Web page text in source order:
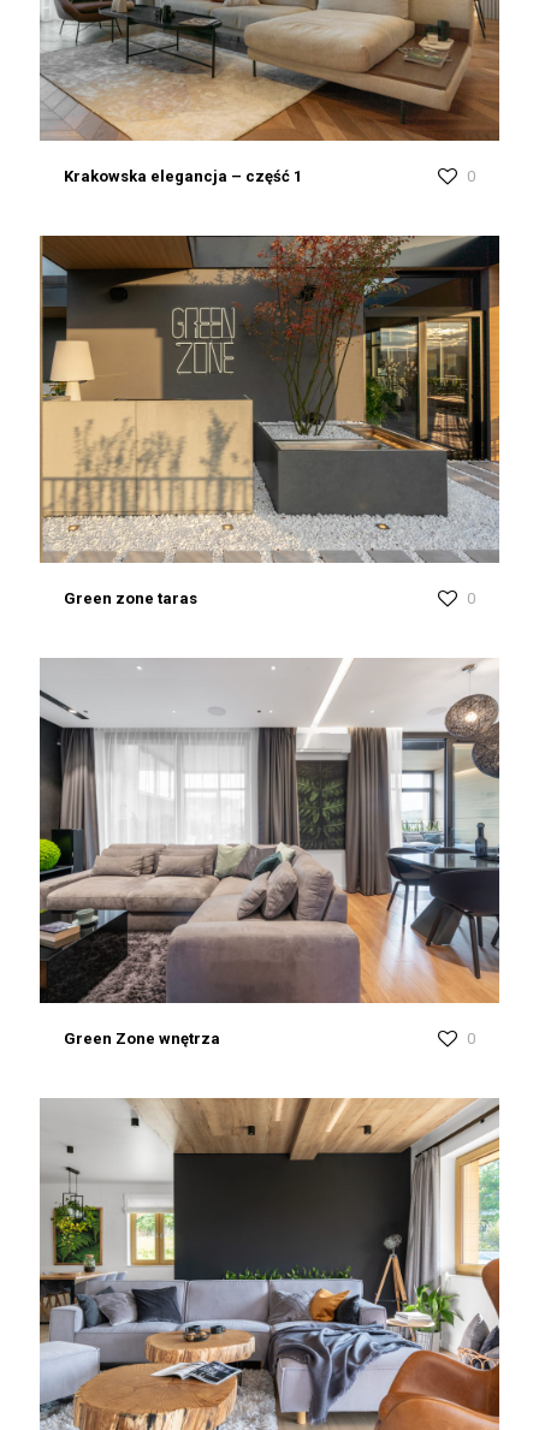
Krakowska elegancja – część 1 0
Green zone taras 0
Green Zone wnętrza 0